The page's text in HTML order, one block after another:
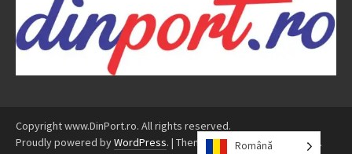
Copyright www.DinPort.ro. All rights reserved.
Proudly powered byWordPress. | Theme: Awaken byThemezHut .
Română